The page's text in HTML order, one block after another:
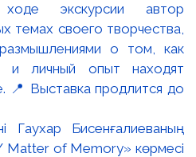
Гаухар Бисенғалиеваның
of Memory» көрмесі